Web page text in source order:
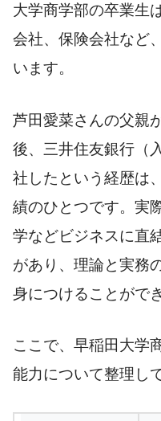
大学商学部の卒業生
会社、保険会社など
います。
芦田愛菜さんの父親
後、三井住友銀行（
社したという経歴は
績のひとつです。実
学などビジネスに直
があり、理論と実務
身につけることがで
ここで、早稲田大学
能力について整理し